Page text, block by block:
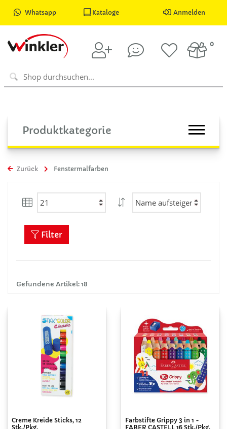
Whatsapp Kataloge Anmelden
0
Produktkategorie
Zurück Fenstermalfarben
Gefundene Artikel: 18
Filter
Creme Kreide Sticks, 12
Stk./Pkg.
Farbstifte Grippy 3 in 1 -
FABER CASTELL 16 Stk./Pkg.